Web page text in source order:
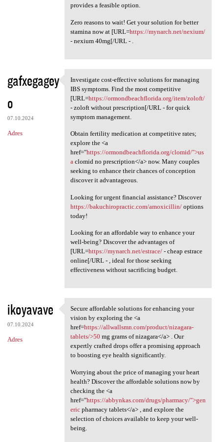
provides a feasible option.
Zero reasons to wait! Get your solution for better
stamina now at [URL=https://mynarch.net/nexium/
- nexium 40mg[/URL - .
gafxegagey
o
07.10.2024
Adres
Investigate cost-effective
Investigate cost-effective solutions for managing
IBS symptoms. Find the most competitive
[URL=https://ormondbeachflorida.org/item/zoloft/
- zoloft without prescription[/URL - for quick
symptom management.
Obtain fertility medication at competitive rates;
explore the <a
href="https://ormondbeachflorida.org/clomid/">us
aclomid no prescription</a> now. Many couples
seeking to enhance their chances of conception
discover it advantageous.
Looking for urgent financial assistance? Discover
https://bakuchiropractic.com/amoxicillin/options
today!
Looking for an affordable way to enhance your
well-being? Discover the advantages of
[URL=https://mynarch.net/estrace/- cheap estrace
online[/URL - , ideal for those seeking
effectiveness without sacrificing budget.
ikoyavave
07.10.2024
Adres
Secure affordable solutions
Secure affordable solutions for enhancing your
vision by exploring the <a
href=https://allwallsmn.com/product/nizagara-
tablets/>50 mg grams of nizagara</a> . Our
expertly crafted drops offer a promising approach
to boosting eye health significantly.
Worrying about the price of managing your heart
health? Discover the affordable solutions now by
checking the <a
href="https://abbynkas.com/drugs/pharmacy/">gen
ericpharmacy tablets</a> , and explore the
selection of choices available to keep your well-
being.